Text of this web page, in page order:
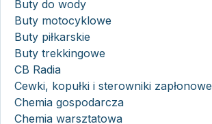
Buty do wody
Buty motocyklowe
Buty piłkarskie
Buty trekkingowe
CB Radia
Cewki, kopułki i sterowniki zapłonowe
Chemia gospodarcza
Chemia warsztatowa